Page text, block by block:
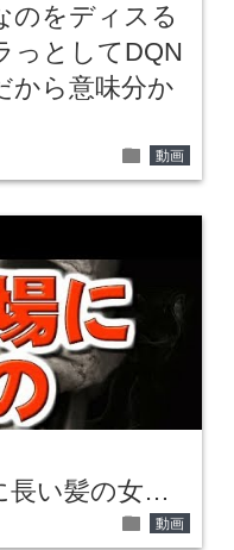
のをディスる
っとしてDQN
から意味分か
folder 動画
長い髪の女…
folder 動画